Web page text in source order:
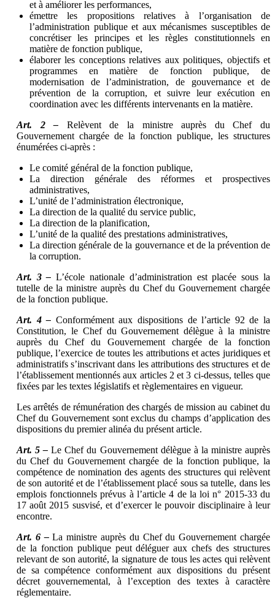
et à améliorer les performances,
émettre les propositions relatives à l’organisation de
l’administration publique et aux mécanismes susceptibles de
concrétiser les principes et les règles constitutionnels en
matière de fonction publique,
élaborer les conceptions relatives aux politiques, objectifs et
programmes en matière de fonction publique, de
modernisation de l’administration, de gouvernance et de
prévention de la corruption, et suivre leur exécution en
coordination avec les différents intervenants en la matière.
Art. 2 – Relèvent de la ministre auprès du Chef du
Gouvernement chargée de la fonction publique, les structures
énumérées ci-après :
Le comité général de la fonction publique,
La direction générale des réformes et prospectives
administratives,
L’unité de l’administration électronique,
La direction de la qualité du service public,
La direction de la planification,
L’unité de la qualité des prestations administratives,
La direction générale de la gouvernance et de la prévention de
la corruption.
Art. 3 –L’école nationale d’administration est placée sous la
tutelle de la ministre auprès du Chef du Gouvernement chargée
de la fonction publique.
Art. 4 – Conformément aux dispositions de l’article 92 de la
Constitution, le Chef du Gouvernement délègue à la ministre
auprès du Chef du Gouvernement chargée de la fonction
publique, l’exercice de toutes les attributions et actes juridiques et
administratifs s’inscrivant dans les attributions des structures et de
l’établissement mentionnés aux articles 2 et 3 ci-dessus, telles que
fixées par les textes législatifs et règlementaires en vigueur.
Les arrêtés de rémunération des chargés de mission au cabinet du
Chef du Gouvernement sont exclus du champs d’application des
dispositions du premier alinéa du présent article.
Art. 5 –Le Chef du Gouvernement délègue à la ministre auprès
du Chef du Gouvernement chargée de la fonction publique, la
compétence de nomination des agents des structures qui relèvent
de son autorité et de l’établissement placé sous sa tutelle, dans les
emplois fonctionnels prévus à l’article 4 de la loi n° 2015-33 du
17 août 2015 susvisé, et d’exercer le pouvoir disciplinaire à leur
encontre.
Art. 6 –La ministre auprès du Chef du Gouvernement chargée
de la fonction publique peut déléguer aux chefs des structures
relevant de son autorité, la signature de tous les actes qui relèvent
de sa compétence conformément aux dispositions du présent
décret gouvernemental, à l’exception des textes à caractère
réglementaire.